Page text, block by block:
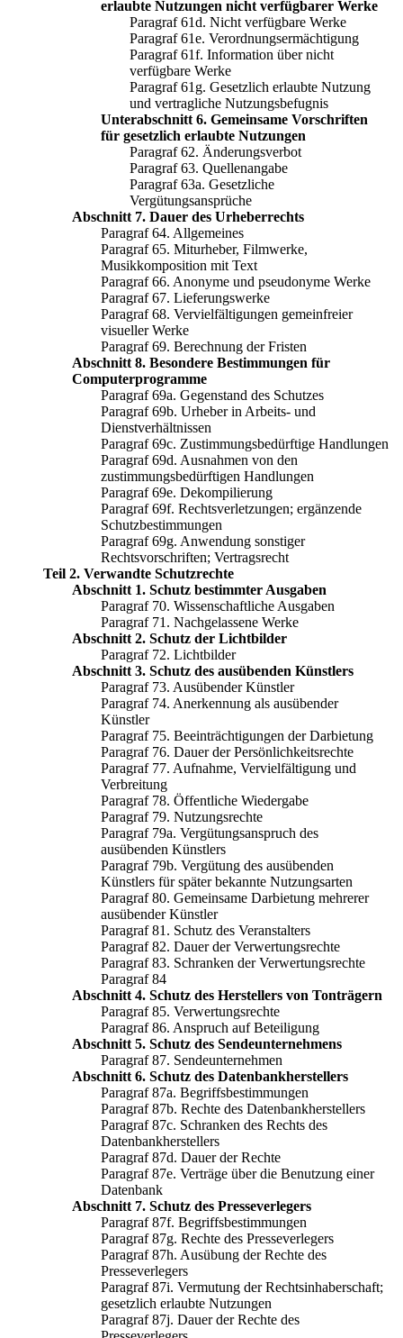
erlaubte Nutzungen nicht verfügbarer Werke
Paragraf 61d. Nicht verfügbare Werke
Paragraf 61e. Verordnungsermächtigung
Paragraf 61f. Information über nicht
verfügbare Werke
Paragraf 61g. Gesetzlich erlaubte Nutzung
und vertragliche Nutzungsbefugnis
Unterabschnitt 6. Gemeinsame Vorschriften
für gesetzlich erlaubte Nutzungen
Paragraf 62. Änderungsverbot
Paragraf 63. Quellenangabe
Paragraf 63a. Gesetzliche
Vergütungsansprüche
Abschnitt 7. Dauer des Urheberrechts
Paragraf 64. Allgemeines
Paragraf 65. Miturheber, Filmwerke,
Musikkomposition mit Text
Paragraf 66. Anonyme und pseudonyme Werke
Paragraf 67. Lieferungswerke
Paragraf 68. Vervielfältigungen gemeinfreier
visueller Werke
Paragraf 69. Berechnung der Fristen
Abschnitt 8. Besondere Bestimmungen für
Computerprogramme
Paragraf 69a. Gegenstand des Schutzes
Paragraf 69b. Urheber in Arbeits- und
Dienstverhältnissen
Paragraf 69c. Zustimmungsbedürftige Handlungen
Paragraf 69d. Ausnahmen von den
zustimmungsbedürftigen Handlungen
Paragraf 69e. Dekompilierung
Paragraf 69f. Rechtsverletzungen; ergänzende
Schutzbestimmungen
Paragraf 69g. Anwendung sonstiger
Rechtsvorschriften; Vertragsrecht
Teil 2. Verwandte Schutzrechte
Abschnitt 1. Schutz bestimmter Ausgaben
Paragraf 70. Wissenschaftliche Ausgaben
Paragraf 71. Nachgelassene Werke
Abschnitt 2. Schutz der Lichtbilder
Paragraf 72. Lichtbilder
Abschnitt 3. Schutz des ausübenden Künstlers
Paragraf 73. Ausübender Künstler
Paragraf 74. Anerkennung als ausübender
Künstler
Paragraf 75. Beeinträchtigungen der Darbietung
Paragraf 76. Dauer der Persönlichkeitsrechte
Paragraf 77. Aufnahme, Vervielfältigung und
Verbreitung
Paragraf 78. Öffentliche Wiedergabe
Paragraf 79. Nutzungsrechte
Paragraf 79a. Vergütungsanspruch des
ausübenden Künstlers
Paragraf 79b. Vergütung des ausübenden
Künstlers für später bekannte Nutzungsarten
Paragraf 80. Gemeinsame Darbietung mehrerer
ausübender Künstler
Paragraf 81. Schutz des Veranstalters
Paragraf 82. Dauer der Verwertungsrechte
Paragraf 83. Schranken der Verwertungsrechte
Paragraf 84
Abschnitt 4. Schutz des Herstellers von Tonträgern
Paragraf 85. Verwertungsrechte
Paragraf 86. Anspruch auf Beteiligung
Abschnitt 5. Schutz des Sendeunternehmens
Paragraf 87. Sendeunternehmen
Abschnitt 6. Schutz des Datenbankherstellers
Paragraf 87a. Begriffsbestimmungen
Paragraf 87b. Rechte des Datenbankherstellers
Paragraf 87c. Schranken des Rechts des
Datenbankherstellers
Paragraf 87d. Dauer der Rechte
Paragraf 87e. Verträge über die Benutzung einer
Datenbank
Abschnitt 7. Schutz des Presseverlegers
Paragraf 87f. Begriffsbestimmungen
Paragraf 87g. Rechte des Presseverlegers
Paragraf 87h. Ausübung der Rechte des
Presseverlegers
Paragraf 87i. Vermutung der Rechtsinhaberschaft;
gesetzlich erlaubte Nutzungen
Paragraf 87j. Dauer der Rechte des